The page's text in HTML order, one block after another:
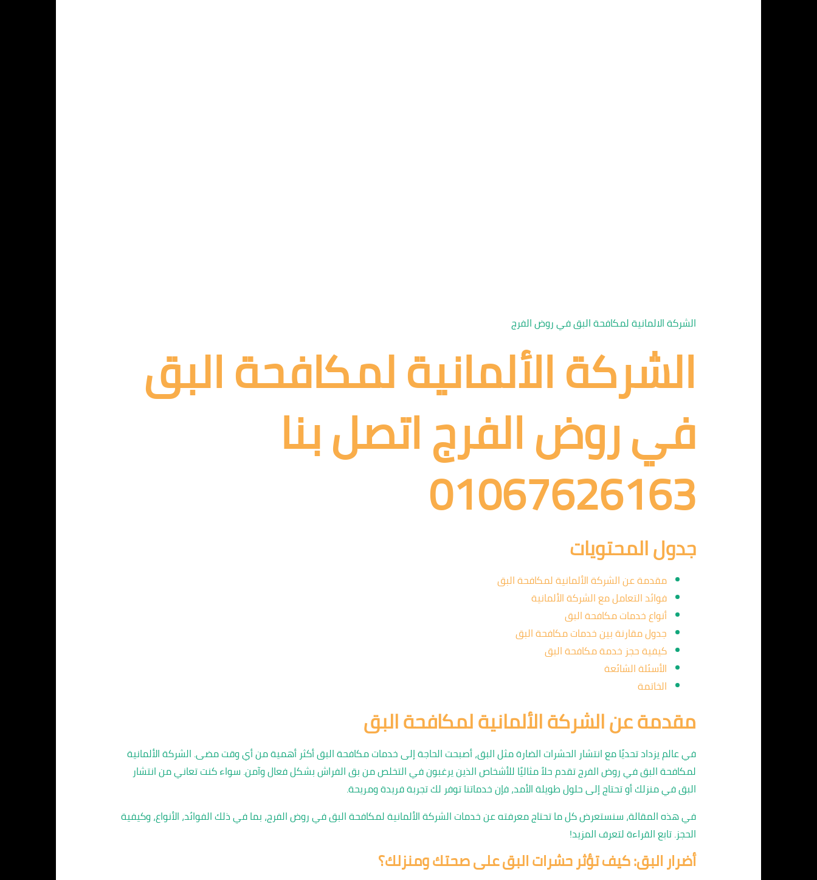
الشركة الالمانية لمكافحة البق في روض الفرج
الشركة الألمانية لمكافحة البق
في روض الفرج اتصل بنا
01067626163
جدول المحتويات
مقدمة عن الشركة الألمانية لمكافحة البق
فوائد التعامل مع الشركة الألمانية
أنواع خدمات مكافحة البق
جدول مقارنة بين خدمات مكافحة البق
كيفية حجز خدمة مكافحة البق
الأسئلة الشائعة
الخاتمة
مقدمة عن الشركة الألمانية لمكافحة البق
في عالم يزداد تحديًا مع انتشار الحشرات الضارة مثل البق، أصبحت الحاجة إلى خدمات مكافحة البق أكثر أهمية من أي وقت مضى. الشركة الألمانية
لمكافحة البق في روض الفرج تقدم حلاً مثاليًا للأشخاص الذين يرغبون في التخلص من بق الفراش بشكل فعال وآمن. سواء كنت تعاني من انتشار
البق في منزلك أو تحتاج إلى حلول طويلة الأمد، فإن خدماتنا توفر لك تجربة فريدة ومريحة.
في هذه المقالة، سنستعرض كل ما تحتاج معرفته عن خدمات الشركة الألمانية لمكافحة البق في روض الفرج، بما في ذلك الفوائد، الأنواع، وكيفية
الحجز. تابع القراءة لتعرف المزيد!
أضرار البق: كيف تؤثر حشرات البق على صحتك ومنزلك؟